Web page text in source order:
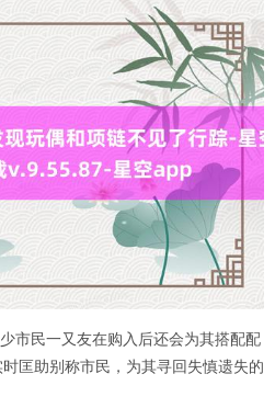
市民一又友在购入后还会为其搭配配
匡助别称市民，为其寻回失慎遗失的